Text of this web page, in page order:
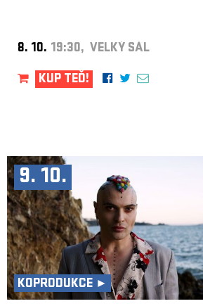
8. 10. 19:30, VELKÝ SÁL
KUP TEĎ!
9. 10.
KOPRODUKCE ►